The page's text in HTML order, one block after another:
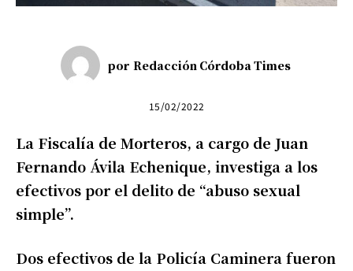
por Redacción Córdoba Times
15/02/2022
La Fiscalía de Morteros, a cargo de Juan
Fernando Ávila Echenique, investiga a los
efectivos por el delito de “abuso sexual
simple”.
Dos efectivos de la Policía Caminera fueron